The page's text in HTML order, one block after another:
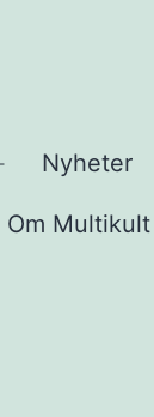
Åpne
meny
Nyheter
Om Multikult